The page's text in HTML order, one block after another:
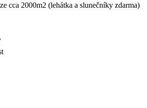
cca 2000m2 (lehátka a slunečníky zdarma)